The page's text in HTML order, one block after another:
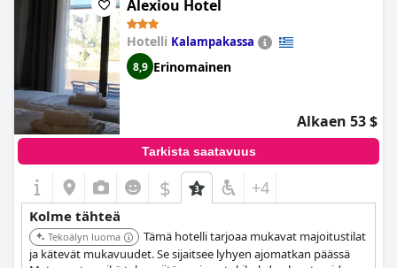
Alexiou Hotel
Hotelli Kalampakassa
8,9 Erinomainen
Alkaen 53 $
Tarkista saatavuus
$ +4
Kolme tähteä
Tekoälyn luoma
Tämä hotelli tarjoaa mukavat majoitustilat
ja kätevät mukavuudet. Se sijaitsee lyhyen ajomatkan päässä